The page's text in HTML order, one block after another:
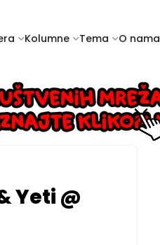
Kolumne Tema O nama
Yeti @